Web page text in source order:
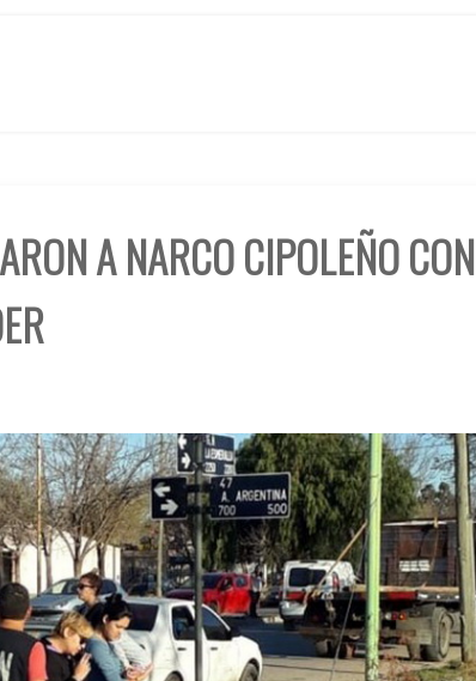
A NARCO CIPOLEÑO CON